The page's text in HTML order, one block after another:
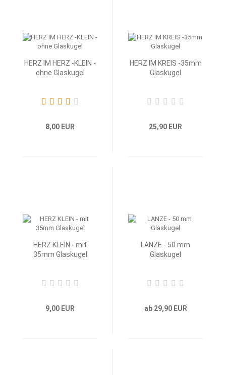
HERZ IM HERZ -KLEIN -
ohne Glaskugel
8,00 EUR
HERZ IM KREIS -35mm
Glaskugel
25,90 EUR
HERZ KLEIN - mit
35mm Glaskugel
9,00 EUR
LANZE - 50 mm
Glaskugel
ab 29,90 EUR